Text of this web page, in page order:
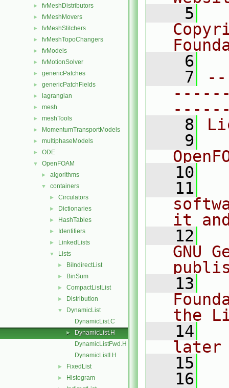
► fvMeshDistributors
► fvMeshMovers
► fvMeshStitchers
► fvMeshTopoChangers
► fvModels
► fvMotionSolver
► genericPatches
► genericPatchFields
► lagrangian
► mesh
► meshTools
► MomentumTransportModels
► multiphaseModels
► ODE
▼ OpenFOAM
► algorithms
▼ containers
► Circulators
► Dictionaries
► HashTables
► Identifiers
► LinkedLists
▼ Lists
► BiIndirectList
► BinSum
► CompactListList
► Distribution
▼
DynamicList
DynamicList.C
►
DynamicList.H
DynamicListFwd.H
DynamicListI.H
► FixedList
► Histogram
    5
    6
    7
    8
    9
   10
   11
it
   12
GNU
   13
the
   14
later
   15
   16